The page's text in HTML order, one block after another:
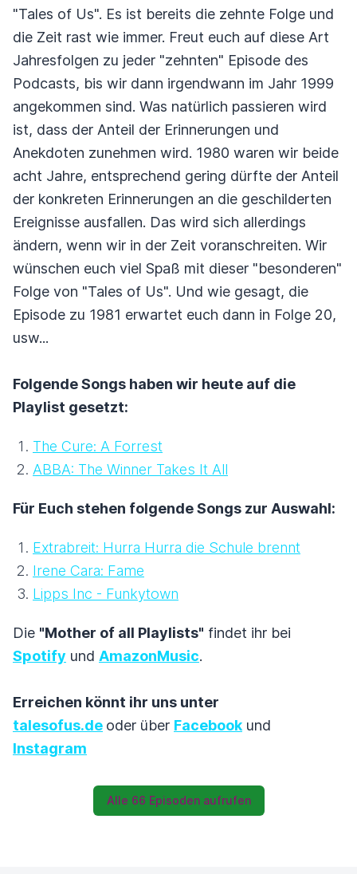
"Tales of Us". Es ist bereits die zehnte Folge und
die Zeit rast wie immer. Freut euch auf diese Art
Jahresfolgen zu jeder "zehnten" Episode des
Podcasts, bis wir dann irgendwann im Jahr 1999
angekommen sind. Was natürlich passieren wird
ist, dass der Anteil der Erinnerungen und
Anekdoten zunehmen wird. 1980 waren wir beide
acht Jahre, entsprechend gering dürfte der Anteil
der konkreten Erinnerungen an die geschilderten
Ereignisse ausfallen. Das wird sich allerdings
ändern, wenn wir in der Zeit voranschreiten. Wir
wünschen euch viel Spaß mit dieser "besonderen"
Folge von "Tales of Us". Und wie gesagt, die
Episode zu 1981 erwartet euch dann in Folge 20,
usw...
Folgende Songs haben wir heute auf die
Playlist gesetzt:
The Cure: A Forrest
ABBA: The Winner Takes It All
Für Euch stehen folgende Songs zur Auswahl:
Extrabreit: Hurra Hurra die Schule brennt
Irene Cara: Fame
Lipps Inc - Funkytown
Die "Mother of all Playlists" findet ihr bei
Spotify und AmazonMusic.
Erreichen könnt ihr uns unter
talesofus.de oder über Facebook und
Instagram
Alle 66 Episoden aufrufen